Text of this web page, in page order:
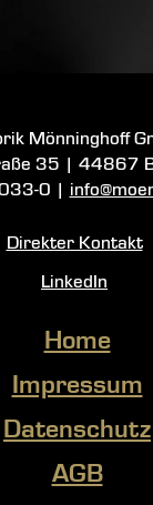
Mönninghoff
35
44867
0
Direkter Kontakt
LinkedIn
Home
Impressum
Datenschutz
AGB